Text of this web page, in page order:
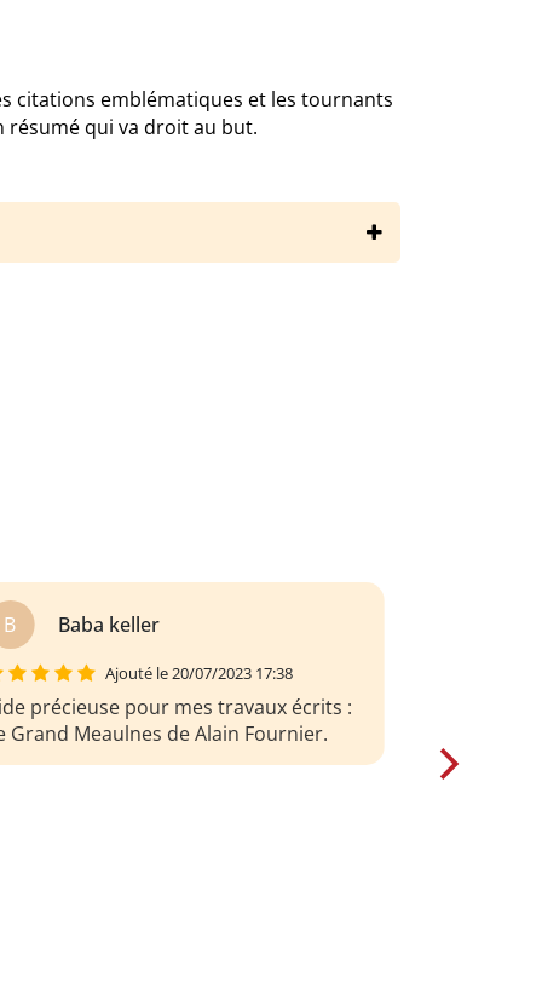
citations emblématiques et les tournants
résumé qui va droit au but.
le-grand-meaulnes/resume
A Aahh Lebot
Ajouté le 20/07/2023 17:38
bonne analyse du Grand Meaulnes !
!